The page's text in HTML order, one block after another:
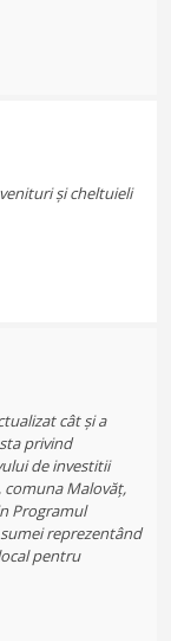
și cheltuieli
cât și a
privind
de investitii
comuna Malovăț,
Programul
reprezentând
pentru